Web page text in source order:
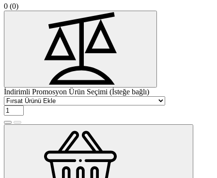
0 (0)
İndirimli Promosyon Ürün Seçimi (İsteğe bağlı)